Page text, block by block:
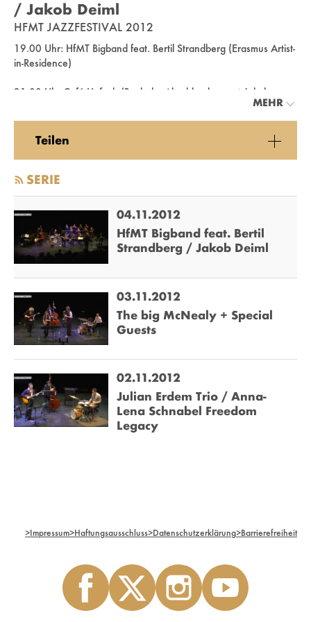
/ Jakob Deiml
HFMT JAZZFESTIVAL 2012
19.00 Uhr: HfMT Bigband feat. Bertil Strandberg (Erasmus Artist-
in-Residence)
21:00 Uhr Café Hafuch (Bachelor-Abschlusskonzert Jakob
Saxophon - Adrian Hanack
Klavier - Jakob Deiml
MEHR
Teilen
SERIE
04.11.2012
HfMT Bigband feat. Bertil
Strandberg / Jakob Deiml
03.11.2012
The big McNealy + Special
Guests
02.11.2012
Julian Erdem Trio / Anna-
Lena Schnabel Freedom
Legacy
>Impressum>Haftungsausschluss>Datenschutzerklärung>Barrierefreiheit